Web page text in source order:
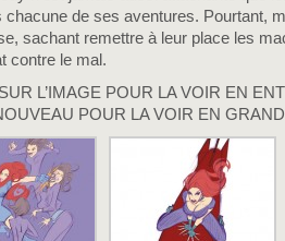
chacune de ses aventures. Pourtant,
sachant remettre à leur place les
contre le mal.
L’IMAGE POUR LA VOIR EN
POUR LA VOIR EN